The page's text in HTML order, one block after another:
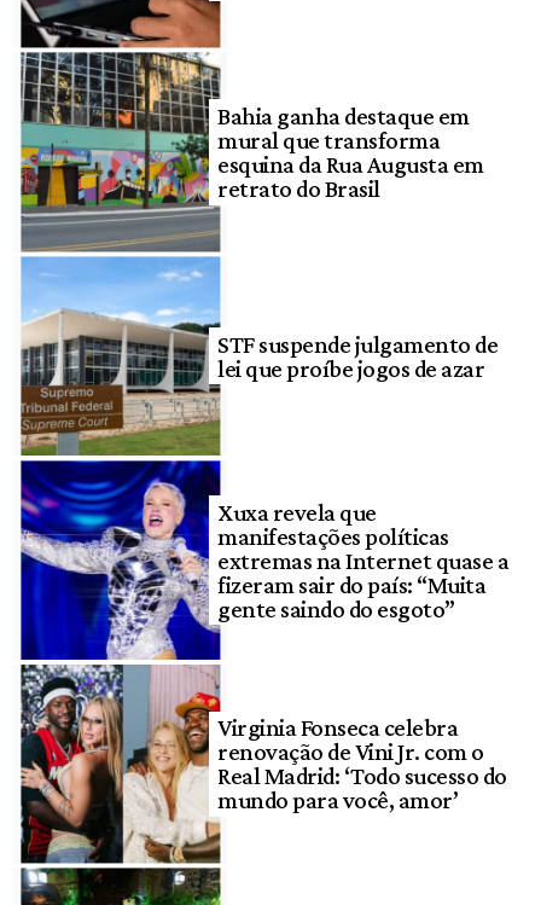
Bahia ganha destaque em
mural que transforma
esquina da Rua Augusta em
retrato do Brasil
STF suspende julgamento de
lei que proíbe jogos de azar
Xuxa revela que
manifestações políticas
extremas na Internet quase a
fizeram sair do país: “Muita
gente saindo do esgoto”
Virginia Fonseca celebra
renovação de Vini Jr. com o
Real Madrid: ‘Todo sucesso do
mundo para você, amor’